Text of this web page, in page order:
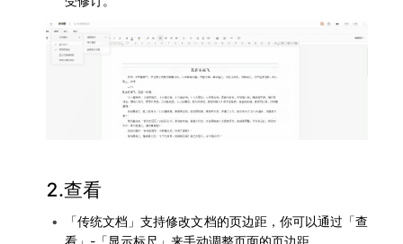
2.查看
「传统文档」支持修改文档的页边距，你可以通过「查
看」-「显示标尺」来手动调整页面的页边距。